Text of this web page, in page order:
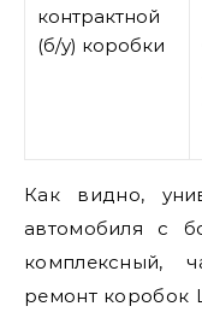
контрактной
(б/у) коробки
Как видно,
автомобиля с
комплексный,
ремонт